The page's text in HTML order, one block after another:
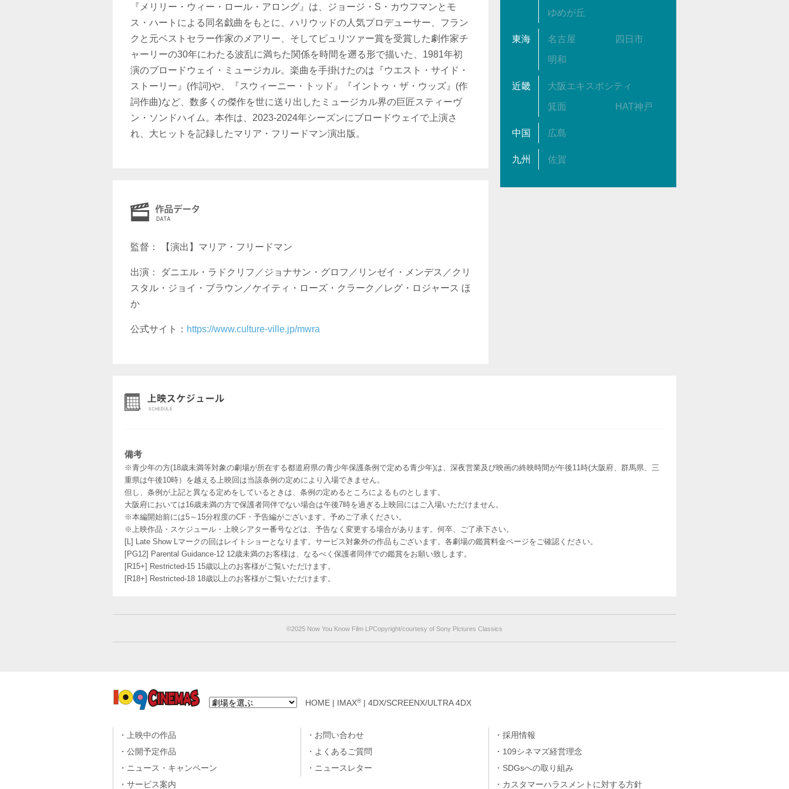
『メリリー・ウィー・ロール・アロング』は、ジョージ・S・カウフマンとモ
ス・ハートによる同名戯曲をもとに、ハリウッドの人気プロデューサー、フラン
クと元ベストセラー作家のメアリー、そしてピュリツァー賞を受賞した劇作家チ
ャーリーの30年にわたる波乱に満ちた関係を時間を遡る形で描いた、1981年初
演のブロードウェイ・ミュージカル。楽曲を手掛けたのは『ウエスト・サイド・
ストーリー』(作詞)や、『スウィーニー・トッド』『イントゥ・ザ・ウッズ』(作
詞作曲)など、数多くの傑作を世に送り出したミュージカル界の巨匠スティーヴ
ン・ソンドハイム。本作は、2023-2024年シーズンにブロードウェイで上演さ
れ、大ヒットを記録したマリア・フリードマン演出版。
監督： 【演出】マリア・フリードマン
出演： ダニエル・ラドクリフ／ジョナサン・グロフ／リンゼイ・メンデス／クリ
スタル・ジョイ・ブラウン／ケイティ・ローズ・クラーク／レグ・ロジャース ほ
か
公式サイト： https://www.culture-ville.jp/mwra
ゆめが丘
東海 名古屋 四日市
明和
近畿 大阪エキスポシティ
箕面 HAT神戸
中国 広島
九州 佐賀
備考
※青少年の方(18歳未満等対象の劇場が所在する都道府県の青少年保護条例で定める青少年)は、深夜営業及び映画の終映時間が午後11時(大阪府、群馬県、三
重県は午後10時）を越える上映回は当該条例の定めにより入場できません。
但し、条例が上記と異なる定めをしているときは、条例の定めるところによるものとします。
大阪府においては16歳未満の方で保護者同伴でない場合は午後7時を過ぎる上映回にはご入場いただけません。
※本編開始前には5～15分程度のCF・予告編がございます。予めご了承ください。
※上映作品・スケジュール・上映シアター番号などは、予告なく変更する場合があります。何卒、ご了承下さい。
[L] Late Show Lマークの回はレイトショーとなります。サービス対象外の作品もございます。各劇場の鑑賞料金ページをご確認ください。
[PG12] Parental Guidance-12 12歳未満のお客様は、なるべく保護者同伴での鑑賞をお願い致します。
[R15+] Restricted-15 15歳以上のお客様がご覧いただけます。
[R18+] Restricted-18 18歳以上のお客様がご覧いただけます。
©︎2025 Now You Know Film LPCopyright/courtesy of Sony Pictures Classics
HOME IMAX®| 4DX/SCREENX/ULTRA 4DX
上映中の作品
公開予定作品
ニュース・キャンペーン
サービス案内
お問い合わせ
よくあるご質問
ニュースレター
採用情報
109シネマズ経営理念
SDGsへの取り組み
カスタマーハラスメントに対する方針